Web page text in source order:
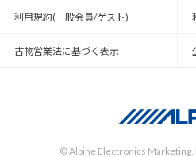
利用規約(一般会員/ゲスト)
古物営業法に基づく表示
© Alpine Electronics Marketing,